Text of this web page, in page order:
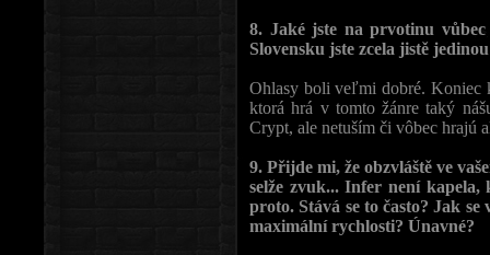
8. Jaké jste na prvotinu
Slovensku jste zcela jistě
Ohlasy boli veľmi dobré. Koniec
ktorá hrá v tomto žánre taký
Crypt, ale netuším či vôbec hrajú
9. Přijde mi, že obzvláště ve
selže zvuk... Infer není
proto. Stává se to často? Jak
maximální rychlosti? Únavné?